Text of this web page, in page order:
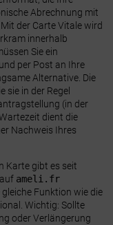
Abrechnung mit
. Mit der Carte Vitale wird
innerhalb
Sie ein
per Post an Ihre
Alternative. Die
sie in der Regel
(in der
Wartezeit dient die
Nachweis Ihres
Karte gibt es seit
ameli.fr
Funktion wie die
Wichtig: Sollte
oder Verlängerung